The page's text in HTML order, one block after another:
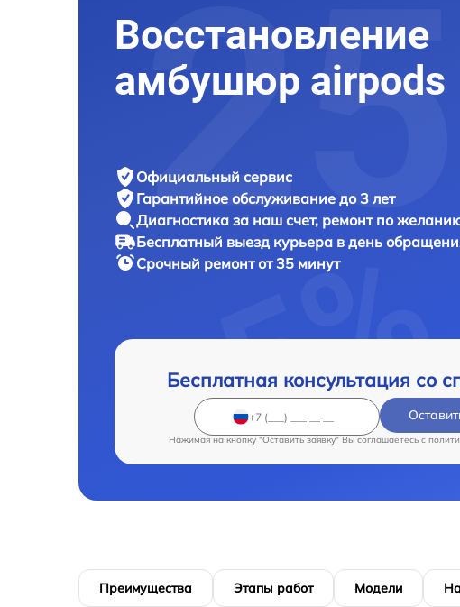
Восстановление
амбушюр airpods
Официальный сервис
Гарантийное обслуживание до 3 лет
Диагностика за наш счет, ремонт по
Бесплатный выезд курьера в день
Срочный ремонтот 35 минут
Бесплатная консультация со
Нажимая на кнопку "Оставить заявку" Вы соглашаетесь c
Преимущества Этапы работ Модели